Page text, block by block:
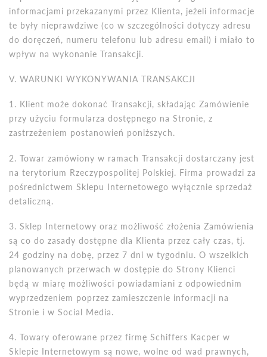
informacjami przekazanymi przez Klienta, jeżeli informacje
te były nieprawdziwe (co w szczególności dotyczy adresu
do doręczeń, numeru telefonu lub adresu email) i miało to
wpływ na wykonanie Transakcji.
V. WARUNKI WYKONYWANIA TRANSAKCJI
1. Klient może dokonać Transakcji, składając Zamówienie
przy użyciu formularza dostępnego na Stronie, z
zastrzeżeniem postanowień poniższych.
2. Towar zamówiony w ramach Transakcji dostarczany jest
na terytorium Rzeczypospolitej Polskiej. Firma prowadzi za
pośrednictwem Sklepu Internetowego wyłącznie sprzedaż
detaliczną.
3. Sklep Internetowy oraz możliwość złożenia Zamówienia
są co do zasady dostępne dla Klienta przez cały czas, tj.
24 godziny na dobę, przez 7 dni w tygodniu. O wszelkich
planowanych przerwach w dostępie do Strony Klienci
będą w miarę możliwości powiadamiani z odpowiednim
wyprzedzeniem poprzez zamieszczenie informacji na
Stronie i w Social Media.
4. Towary oferowane przez firmę Schiffers Kacper w
Sklepie Internetowym są nowe, wolne od wad prawnych,